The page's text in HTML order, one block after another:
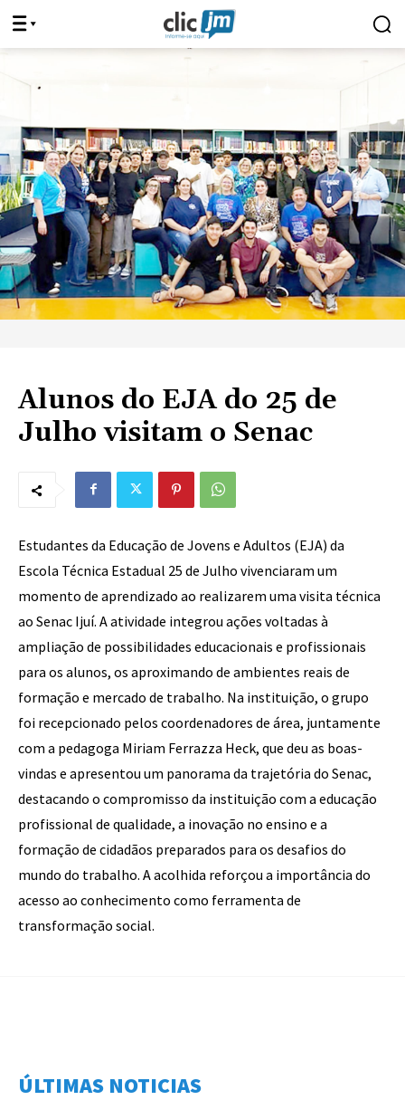
Alunos do EJA do 25 de
Julho visitam o Senac
Estudantes da Educação de Jovens e Adultos (EJA) da
Escola Técnica Estadual 25 de Julho vivenciaram um
momento de aprendizado ao realizarem uma visita técnica
ao Senac Ijuí. A atividade integrou ações voltadas à
ampliação de possibilidades educacionais e profissionais
para os alunos, os aproximando de ambientes reais de
formação e mercado de trabalho. Na instituição, o grupo
foi recepcionado pelos coordenadores de área, juntamente
com a pedagoga Miriam Ferrazza Heck, que deu as boas-
vindas e apresentou um panorama da trajetória do Senac,
destacando o compromisso da instituição com a educação
profissional de qualidade, a inovação no ensino e a
formação de cidadãos preparados para os desafios do
mundo do trabalho. A acolhida reforçou a importância do
acesso ao conhecimento como ferramenta de
transformação social.
ÚLTIMAS NOTICIAS